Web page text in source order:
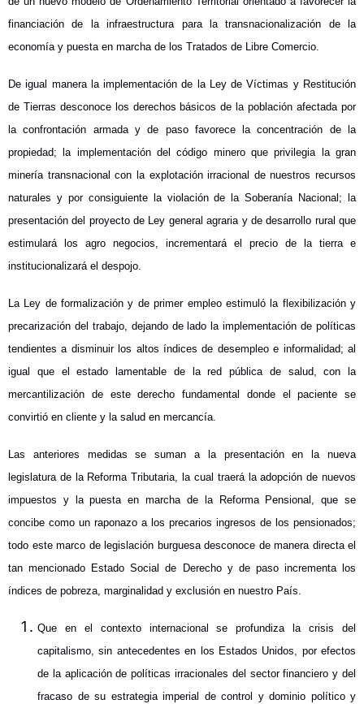
financiación de la infraestructura para la transnacionalización de la
economía y puesta en marcha de los Tratados de Libre Comercio.
De igual manera la implementación de la Ley de Víctimas y Restitución
de Tierras desconoce los derechos básicos de la población afectada por
la confrontación armada y de paso favorece la concentración de la
propiedad; la implementación del código minero que privilegia la gran
minería transnacional con la explotación irracional de nuestros recursos
naturales y por consiguiente la violación de la Soberanía Nacional; la
presentación del proyecto de Ley general agraria y de desarrollo rural que
estimulará los agro negocios, incrementará el precio de la tierra e
institucionalizará el despojo.
La Ley de formalización y de primer empleo estimuló la flexibilización y
precarización del trabajo, dejando de lado la implementación de políticas
tendientes a disminuir los altos índices de desempleo e informalidad; al
igual que el estado lamentable de la red pública de salud, con la
mercantilización de este derecho fundamental donde el paciente se
convirtió en cliente y la salud en mercancía.
Las anteriores medidas se suman a la presentación en la nueva
legislatura de la Reforma Tributaria, la cual traerá la adopción de nuevos
impuestos y la puesta en marcha de la Reforma Pensional, que se
concibe como un raponazo a los precarios ingresos de los pensionados;
todo este marco de legislación burguesa desconoce de manera directa el
tan mencionado Estado Social de Derecho y de paso incrementa los
índices de pobreza, marginalidad y exclusión en nuestro País.
Que en el contexto internacional se profundiza la crisis del
capitalismo, sin antecedentes en los Estados Unidos, por efectos
de la aplicación de políticas irracionales del sector financiero y del
fracaso de su estrategia imperial de control y dominio político y